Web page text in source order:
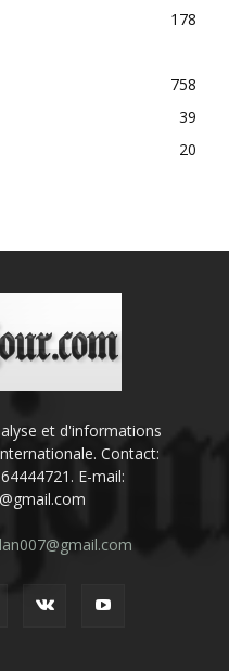
178
758
39
20
et d'informations
Contact:
E-mail: